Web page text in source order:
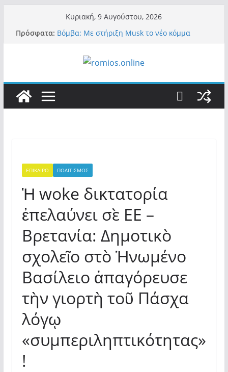
περιεχόμενο
Κυριακή, 9 Αυγούστου, 2026
Πρόσφατα: Βόμβα: Με στήριξη Musk το νέο κόμμα
πανικό, πατριωτικό τσουνάμι σαρώνει την
εγκλήματά του στην πανδημία – Στην Ελλάδα
τον έκαναν μέλος της Ακαδημίας Αθηνών!
Οι ρυθμιστές – Σαμαράς και Κασιδιάρης θα
το διεφθαρμένο σύστημα εξουσίας»
ΕΠΙΚΑΙΡΟ ΠΟΛΙΤΙΣΜΟΣ
Ἡ woke δικτατορία
ἐπελαύνει σὲ ΕΕ –
Βρετανία: Δημοτικὸ
σχολεῖο στὸ Ἡνωμένο
Βασίλειο ἀπαγόρευσε
τὴν γιορτὴ τοῦ Πάσχα
λόγῳ
«συμπεριληπτικότητας»
!